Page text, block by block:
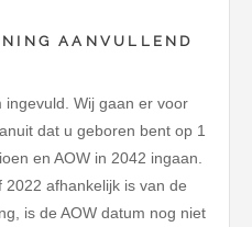
AANVULLEND
Wij gaan er voor
dat u geboren bent op 1
en AOW in 2042 ingaan.
2022 afhankelijk is van de
is de AOW datum nog niet